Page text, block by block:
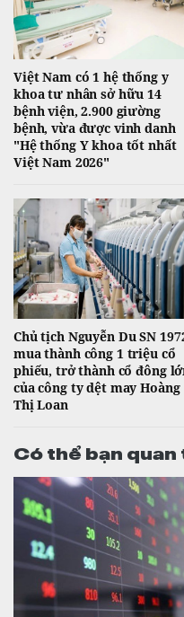
Việt Nam có 1 hệ thống y
khoa tư nhân sở hữu 14
bệnh viện, 2.900 giường
bệnh, vừa được vinh danh
"Hệ thống Y khoa tốt nhất
Việt Nam 2026"
Chủ tịch Nguyễn Du SN
mua thành công 1 triệu cổ
phiếu, trở thành cổ đông
của công ty dệt may Hoàng
Thị Loan
Có thể bạn quan